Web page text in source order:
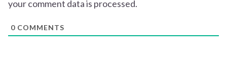
your comment data is processed.
0 COMMENTS